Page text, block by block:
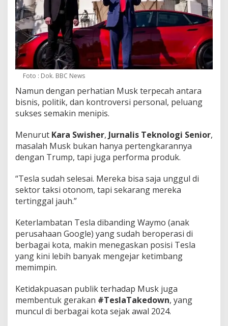
Foto : Dok. BBC News
Namun dengan perhatian Musk terpecah antara
bisnis, politik, dan kontroversi personal, peluang
sukses semakin menipis.
Menurut Kara Swisher, Jurnalis Teknologi Senior,
masalah Musk bukan hanya pertengkarannya
dengan Trump, tapi juga performa produk.
“Tesla sudah selesai. Mereka bisa saja unggul di
sektor taksi otonom, tapi sekarang mereka
tertinggal jauh.”
Keterlambatan Tesla dibanding Waymo (anak
perusahaan Google) yang sudah beroperasi di
berbagai kota, makin menegaskan posisi Tesla
yang kini lebih banyak mengejar ketimbang
memimpin.
Ketidakpuasan publik terhadap Musk juga
membentuk gerakan #TeslaTakedown, yang
muncul di berbagai kota sejak awal 2024.